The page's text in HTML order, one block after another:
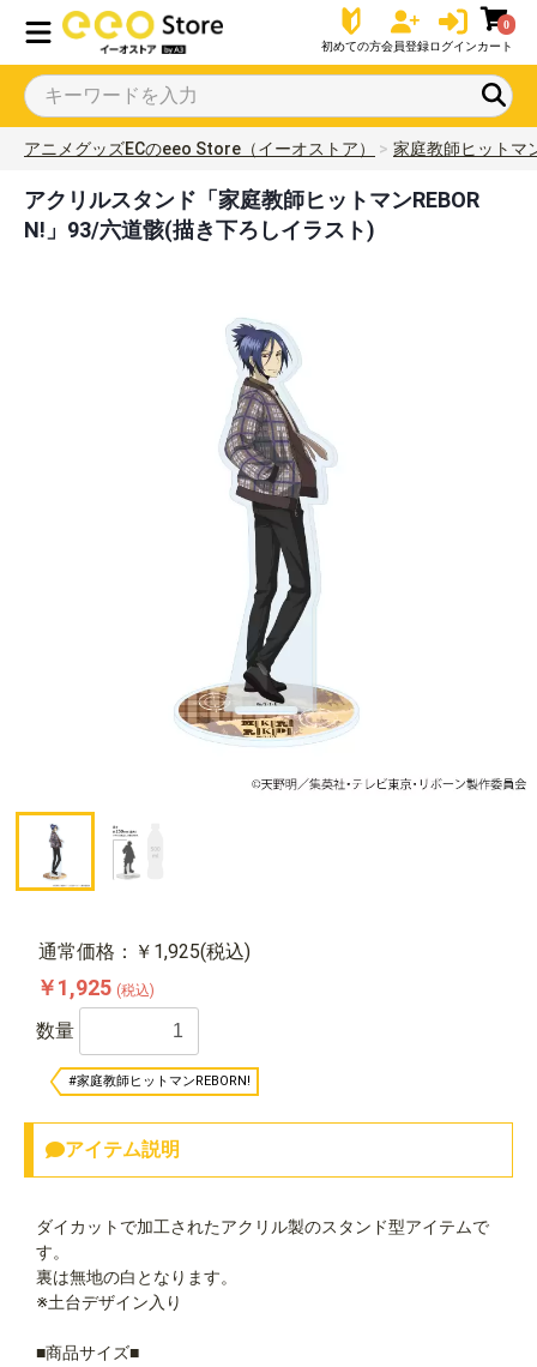
初めての方会員登録ログイン
0
カート
アニメグッズECのeeo Store（イーオストア） 家庭教師ヒットマ
アクリルスタンド「家庭教師ヒットマンREBOR
N!」93/六道骸(描き下ろしイラスト)
通常価格：￥1,925(税込)
￥1,925 (税込)
数量
#家庭教師ヒットマンREBORN!
アイテム説明
ダイカットで加工されたアクリル製のスタンド型アイテムで
す。
裏は無地の白となります。
※土台デザイン入り
■商品サイズ■